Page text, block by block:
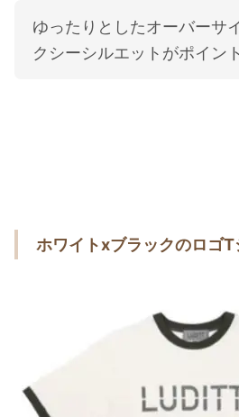
ゆったりとしたオーバーサ
クシーシルエットがポイン
ホワイトxブラックのロゴT